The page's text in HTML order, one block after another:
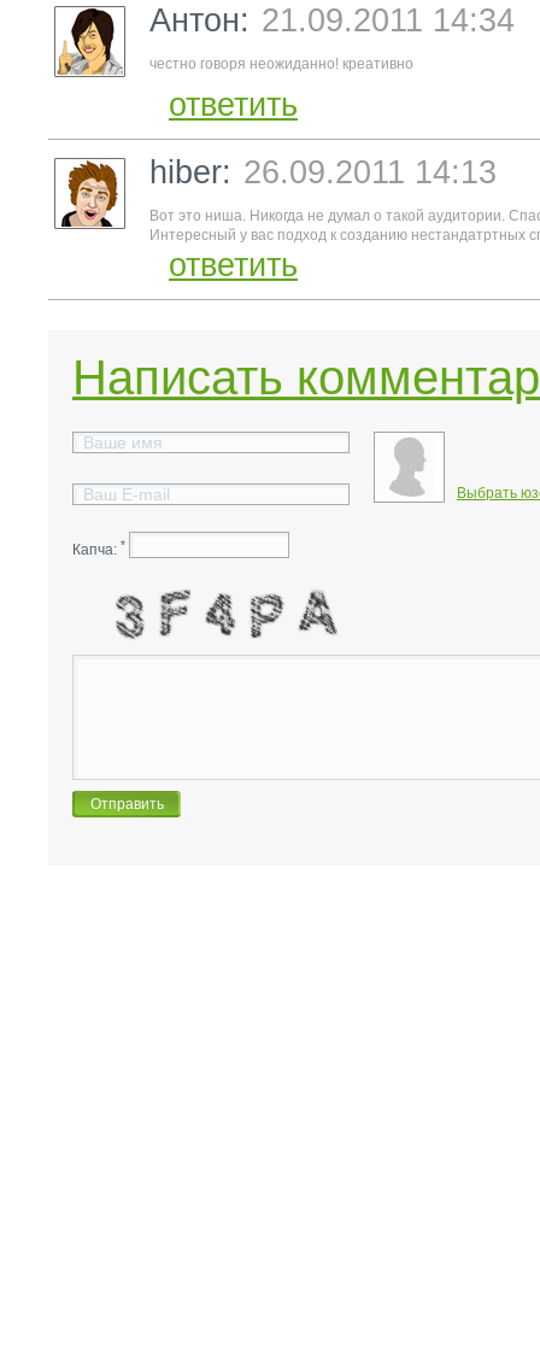
Антон: 21.09.2011 14:34
честно говоря неожиданно! креативно
ответить
hiber: 26.09.2011 14:13
Вот это ниша. Никогда не думал о такой аудитории.
Интересный у вас подход к созданию нестандатртных
ответить
Написать
Выбрать
Капча: *